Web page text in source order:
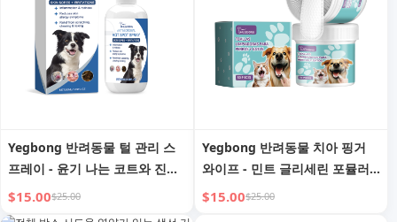
Yegbong 반려동물 털 관리 스
프레이 - 윤기 나는 코트와 진정
된 피부
$15.00$25.00
Yegbong 반려동물 치아 핑거
와이프 - 민트 글리세린 포뮬러,
치석 제거, 구취 제거
$15.00$25.00